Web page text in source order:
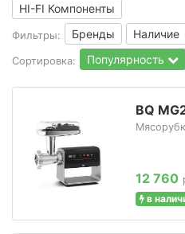
HI-FI Компоненты
Фильтры: Бренды Наличие
Сортировка: Популярность
BQ
12 760
в